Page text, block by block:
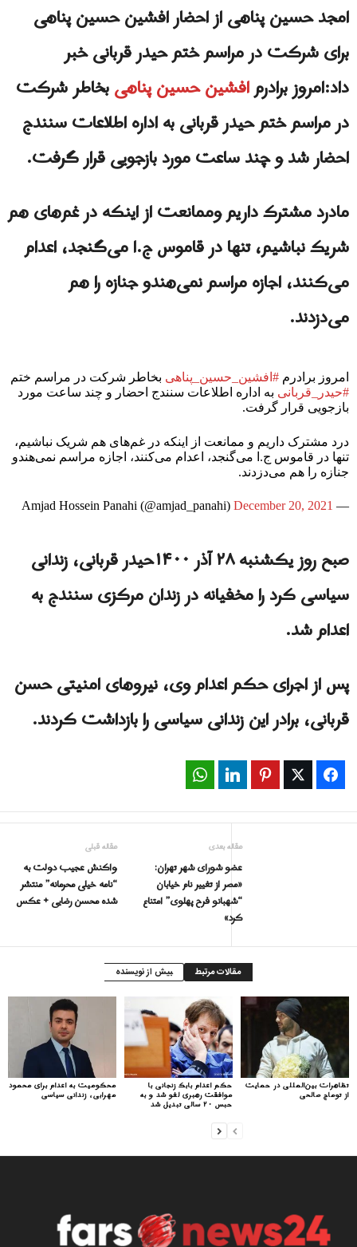
امجد حسین پناهی از احضار افشین حسین پناهی
برای شرکت در مراسم ختم حیدر قربانی خبر
داد:امروز برادرمافشین حسین پناهیبخاطر شرکت
در مراسم ختم حیدر قربانی به اداره اطلاعات سنندج
احضار شد و چند ساعت مورد بازجویی قرار گرفت.
مادرد مشترک داریم وممانعت از اینکه در غم‌های هم
شریک نباشیم، تنها در قاموس ج.ا می‌گنجد، اعدام
می‌کنند، اجازه مراسم نمی‌هندو جنازه را هم
می‌دزدند.
امروز برادرم #افشین_حسین_پناهی بخاطر شرکت در مراسم ختم
#حیدر_قربانی به اداره اطلاعات سنندج احضار و چند ساعت مورد
بازجویی قرار گرفت.
درد مشترک داریم و ممانعت از اینکه در غم‌های هم شریک نباشیم،
تنها در قاموس ج.ا می‌گنجد، اعدام می‌کنند، اجازه مراسم نمی‌هندو
جنازه را هم می‌دزدند.
— Amjad Hossein Panahi (@amjad_panahi)
December 20, 2021
صبح روز یکشنبه ۲۸ آذر ۱۴۰۰حیدر قربانی، زندانی
سیاسی کرد را مخفیانه در زندان مرکزی سنندج به
اعدام شد.
پس از اجرای حکم اعدام وی، نیروهای امنیتی حسن
قربانی، برادر این زندانی سیاسی را بازداشت کردند.
Facebook
Twitter
Pinterest
LinkedIn
مقاله قبلی
واکنش عجیب دولت به
“نامه خیلی محرمانه” منتشر
شده محسن رضایی + عکس
مقاله بعدی
عضو شورای شهر تهران:
«مصر از تغییر نام خیابان
“شهبانو فرح پهلوی” امتناع
کرد»
مقالات مرتبط بیش از نویسنده
محکومیت به اعدام برای محمود
مهرابی، زندانی سیاسی
حکم اعدام بابک زنجانی با
موافقت رهبری لغو شد و به
حبس ۲۰ سالی تبدیل شد
تظاهرات بین‌المللی در حمایت
از توماج صالحی